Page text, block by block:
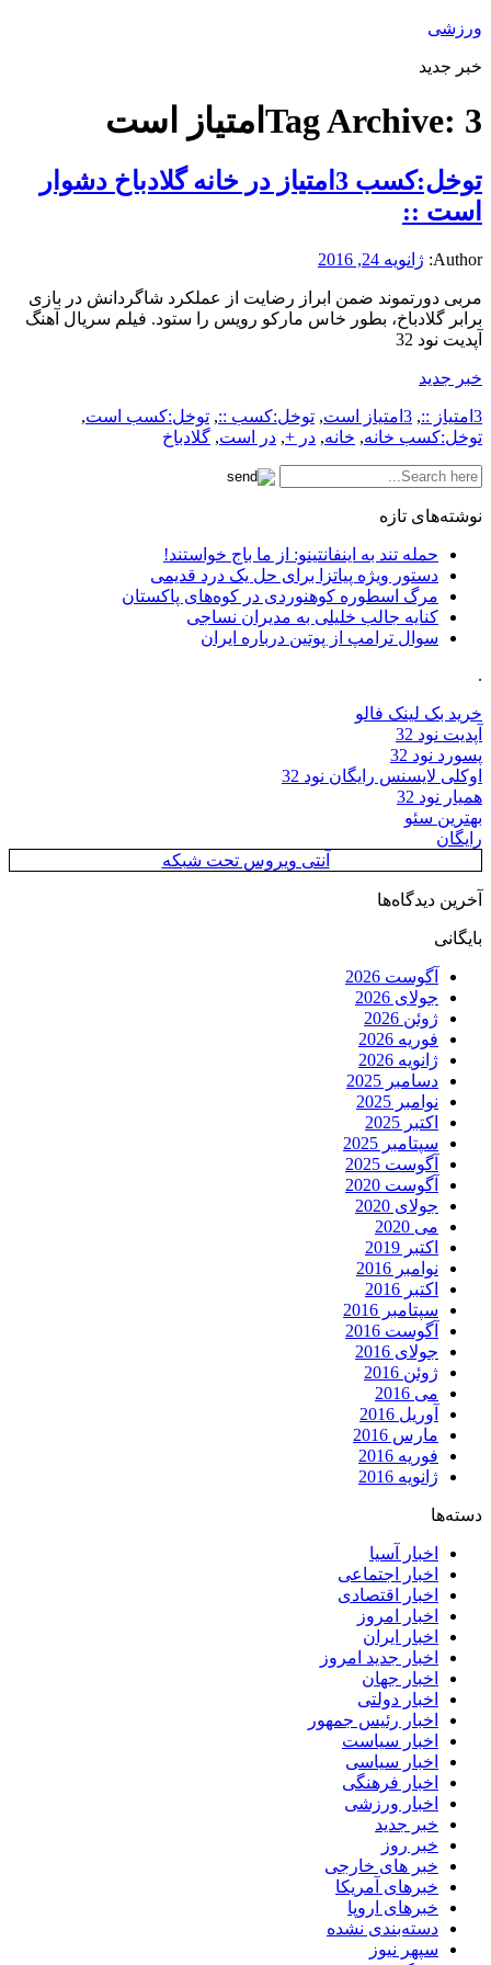
ورزشی
خبر جدید
Tag Archive: 3امتیاز است
توخل:کسب 3امتیاز در خانه گلادباخ دشوار
است ::
Author: ژانویه 24, 2016
مربی دورتموند ضمن ابراز رضایت از عملکرد شاگردانش در بازی
برابر گلادباخ، بطور خاس مارکو رویس را ستود. فیلم سریال آهنگ
آپدیت نود 32
خبر جدید
3امتیاز :: , 3امتیاز است , توخل:کسب ::, توخل:کسب است,
توخل:کسب خانه, خانه, در +, در است, گلادباخ
نوشته‌های تازه
حمله تند به اینفانتینو: از ما باج خواستند!
دستور ویژه پیاتزا برای حل یک درد قدیمی
مرگ اسطوره کوهنوردی در کوه‌های پاکستان
کنایه جالب خلیلی به مدیران نساجی
سوال ترامپ از پوتین درباره ایران
.
خرید بک لینک فالو
آپدیت نود 32
پسورد نود 32
اوکلی لایسنس رایگان نود 32
همیار نود 32
بهترین سئو
رایگان
آنتی ویروس تحت شبکه
آخرین دیدگاه‌ها
بایگانی
آگوست 2026
جولای 2026
ژوئن 2026
فوریه 2026
ژانویه 2026
دسامبر 2025
نوامبر 2025
اکتبر 2025
سپتامبر 2025
آگوست 2025
آگوست 2020
جولای 2020
می 2020
اکتبر 2019
نوامبر 2016
اکتبر 2016
سپتامبر 2016
آگوست 2016
جولای 2016
ژوئن 2016
می 2016
آوریل 2016
مارس 2016
فوریه 2016
ژانویه 2016
دسته‌ها
اخبار آسیا
اخبار اجتماعی
اخبار اقتصادی
اخبار امروز
اخبار ایران
اخبار جدید امروز
اخبار جهان
اخبار دولتی
اخبار رئیس جمهور
اخبار سیاست
اخبار سیاسی
اخبار فرهنگی
اخبار ورزشی
خبر جدید
خبر روز
خبر های خارجی
خبرهای آمریکا
خبرهای اروپا
دسته‌بندی نشده
سپهر نیوز